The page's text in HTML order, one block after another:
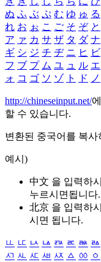
ぬ ふ ぶ ぷ む ゆ ゅ る
れ お ぉ こ ご そ ぞ と
ア ァ カ サ ザ タ ダ ナ
ギ シ ジ チ ヂ ニ ヒ ビ
フ ブ プ ム ユ ュ ル エ
ォ コ ゴ ソ ゾ ト ド ノ
http://chineseinput.net/
할 수 있습니다.
변환된 중국어를 복
예시)
中文 을 입력하
누르시면됩니다.
北京 을 입력하
시면 됩니다.
ㅥ ㅦ ㅧ ㅨ ㅩ ㅪ ㅫ ㅬ
ㅺ ㅻ ㅼ ㅽ ㅾ ㅿ ㆀ ㆁ